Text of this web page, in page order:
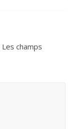
Les champs